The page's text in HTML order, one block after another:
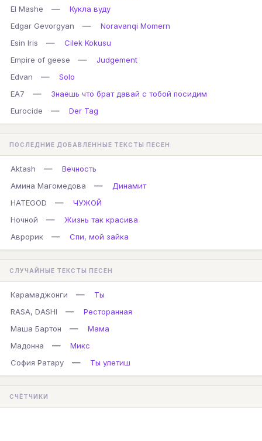
El Mashe
—
Кукла вуду
Edgar Gevorgyan
—
Noravanqi Momern
Esin Iris
—
Cilek Kokusu
Empire of geese
—
Judgement
Edvan
—
Solo
EA7
—
Знаешь что брат давай с тобой посидим
Eurocide
— Der Tag
ПОСЛЕДНИЕ ДОБАВЛЕННЫЕ ТЕКСТЫ ПЕСЕН
Aktash —
Вечность
Амина Магомедова
—
Динамит
HATEGOD
—
ЧУЖОЙ
Ночной
—
Жизнь так красива
Аврорик
— Спи, мой зайка
СЛУЧАЙНЫЕ ТЕКСТЫ ПЕСЕН
Карамаджонги —
Ты
RASA, DASHI
—
Ресторанная
Маша Бартон
—
Мама
Мадонна
—
Микс
София Ратару
— Ты улетиш
СЧЁТЧИКИ